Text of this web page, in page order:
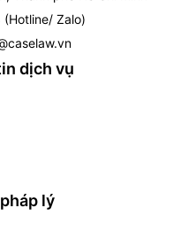
Zalo)
dịch vụ
lý